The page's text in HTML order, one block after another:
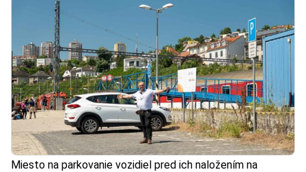
Miesto na parkovanie vozidiel pred ich naložením na